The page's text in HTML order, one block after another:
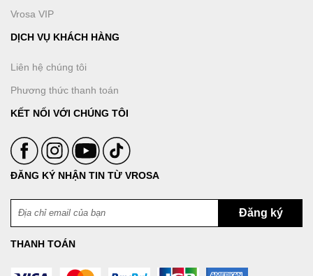
Vrosa VIP
DỊCH VỤ KHÁCH HÀNG
Liên hệ chúng tôi
Phương thức thanh toán
KẾT NỐI VỚI CHÚNG TÔI
ĐĂNG KÝ NHẬN TIN TỪ VROSA
THANH TOÁN